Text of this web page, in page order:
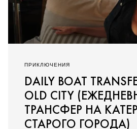
ПРИКЛЮЧЕНИЯ
DAILY BOAT
OLD CITY
ТРАНСФЕР НА
СТАРОГО ГОРОДА)